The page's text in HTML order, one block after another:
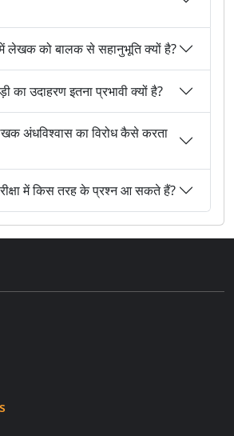
लेखक को बालक से सहानुभूति क्यों है?
का उदाहरण इतना प्रभावी क्यों है?
अंधविश्वास का विरोध कैसे करता
में किस तरह के प्रश्न आ सकते हैं?